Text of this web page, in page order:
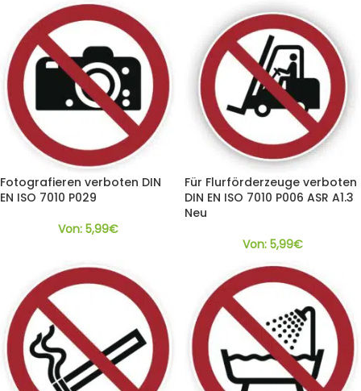
Fotografieren verboten DIN
EN ISO 7010 P029
Von: 5,99€
Für Flurförderzeuge verboten
DIN EN ISO 7010 P006 ASR A1.3
Neu
Von: 5,99€